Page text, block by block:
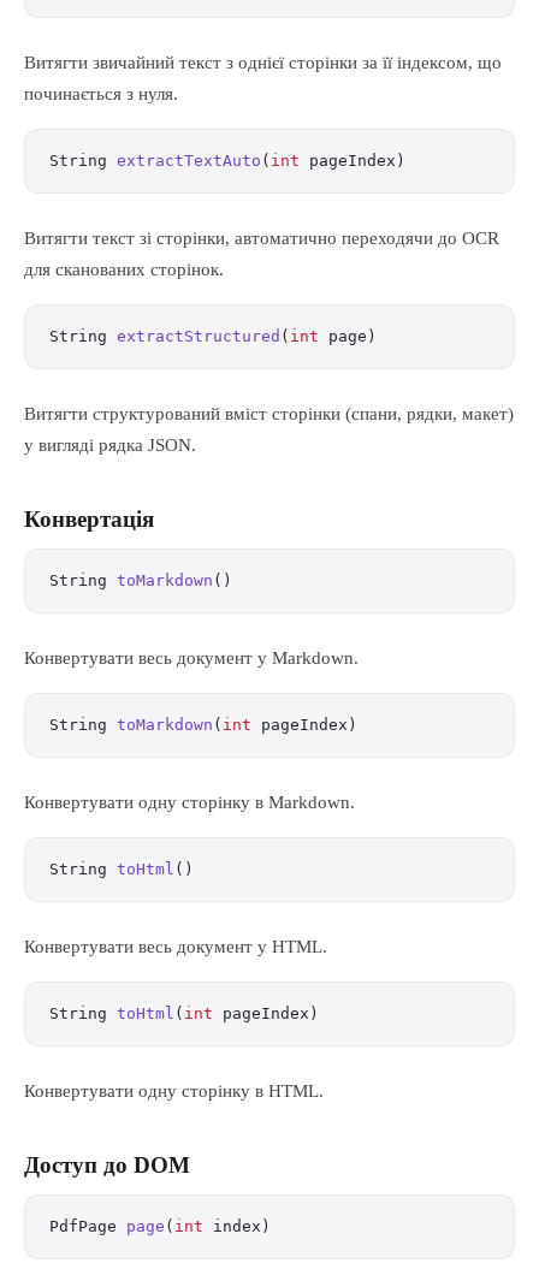
Витягти звичайний текст з однієї сторінки за її індексом, що
починається з нуля.
String extractTextAuto ( int pageIndex)
Витягти текст зі сторінки, автоматично переходячи до OCR
для сканованих сторінок.
String extractStructured ( int page)
Витягти структурований вміст сторінки (спани, рядки, макет)
у вигляді рядка JSON.
Конвертація
String toMarkdown ()
Конвертувати весь документ у Markdown.
String toMarkdown ( int pageIndex)
Конвертувати одну сторінку в Markdown.
String toHtml ()
Конвертувати весь документ у HTML.
String toHtml ( int pageIndex)
Конвертувати одну сторінку в HTML.
Доступ до DOM
PdfPage page ( int index)